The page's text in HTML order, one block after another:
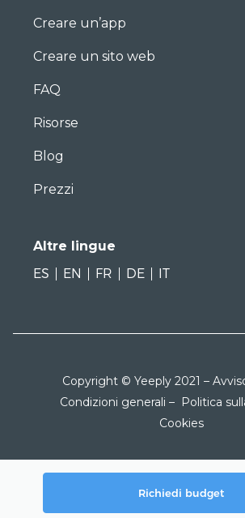
Creare un’app
Creare un sito web
FAQ
Risorse
Blog
Prezzi
Altre lingue
ES
EN FR DE IT
Richiedi budget
Copyright © Yeeply 2021 –
Condizioni generali – Politica
Cookies